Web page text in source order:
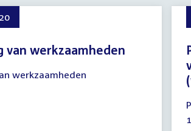
van werkzaamheden
werkzaamheden